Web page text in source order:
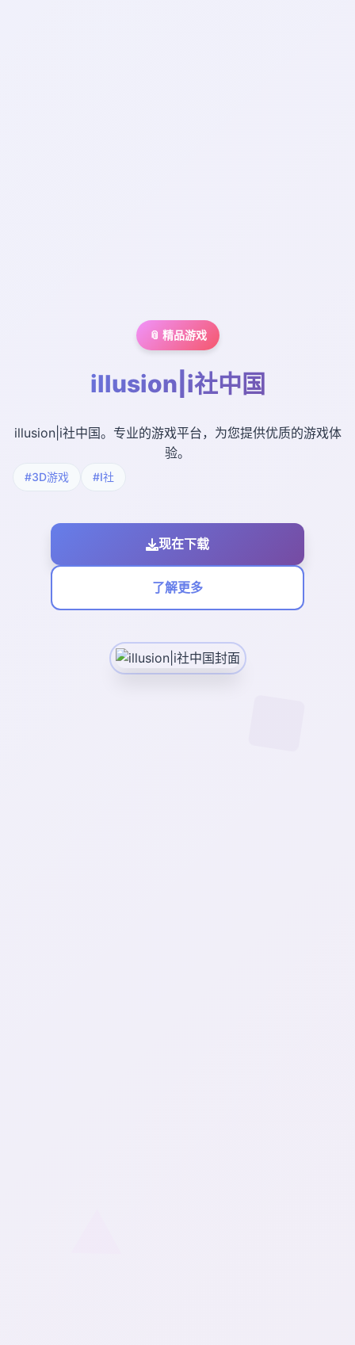
📎 精品游戏
illusion|i社中国
illusion|i社中国。专业的游戏平台，为您提供优质的游戏体
验。
#3D游戏 #I社
现在下载
了解更多